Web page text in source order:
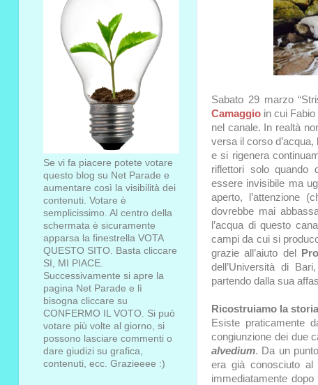
Sabato 29 marzo
Camaggio in cui
nel canale. In realtà
versa il corso d’acqua,
e si rigenera
riflettori solo quando
essere invisibile ma
aperto, l’attenzione
dovrebbe mai
l’acqua di questo
campi da cui si
grazie all’aiuto del
dell’Università di
partendo dalla sua
Ricostruiamo la
Esiste praticamente
congiunzione dei due
alvedium. Da un
era già conosciuto
immediatamente
Se vi fa piacere potete votare
questo blog su Net Parade e
aumentare così la visibilità dei
contenuti. Votare è
semplicissimo. Al centro della
schermata è sicuramente
apparsa la finestrella VOTA
QUESTO SITO. Basta cliccare
SI, MI PIACE.
Successivamente si apre la
pagina Net Parade e lì
bisogna cliccare su
CONFERMO IL VOTO. Si può
votare più volte al giorno, si
possono lasciare commenti o
dare giudizi su grafica,
contenuti, ecc. Grazieeee :)